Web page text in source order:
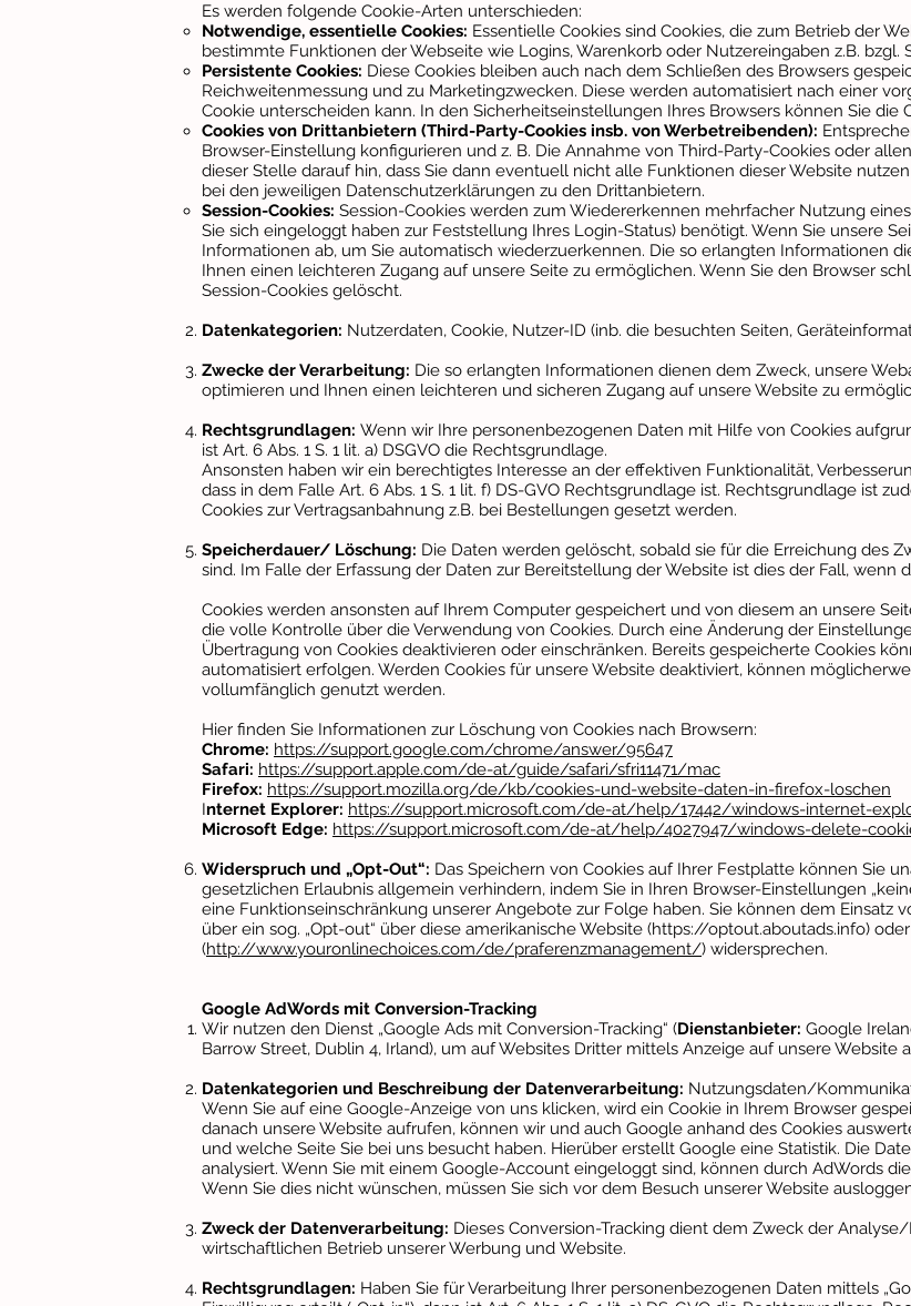
Es werden folgende Cookie-Arten unterschieden:
Notwendige, essentielle Cookies: Essentielle Cookies sind Cookies, die zum Betrieb der
bestimmte Funktionen der Webseite wie Logins, Warenkorb oder Nutzereingaben z.B. bzgl.
Persistente Cookies: Diese Cookies bleiben auch nach dem Schließen des Browsers
Reichweitenmessung und zu Marketingzwecken. Diese werden automatisiert nach einer
Cookie unterscheiden kann. In den Sicherheitseinstellungen Ihres Browsers können Sie die
Cookies von Drittanbietern (Third-Party-Cookies insb. von Werbetreibenden):
Browser-Einstellung konfigurieren und z. B. Die Annahme von Third-Party-Cookies oder
dieser Stelle darauf hin, dass Sie dann eventuell nicht alle Funktionen dieser Website
bei den jeweiligen Datenschutzerklärungen zu den Drittanbietern.
Session-Cookies: Session-Cookies werden zum Wiedererkennen mehrfacher Nutzung
Sie sich eingeloggt haben zur Feststellung Ihres Login-Status) benötigt. Wenn Sie unsere
Informationen ab, um Sie automatisch wiederzuerkennen. Die so erlangten Informationen
Ihnen einen leichteren Zugang auf unsere Seite zu ermöglichen. Wenn Sie den Browser
Session-Cookies gelöscht.
Datenkategorien: Nutzerdaten, Cookie, Nutzer-ID (inb. die besuchten Seiten,
Zwecke der Verarbeitung: Die so erlangten Informationen dienen dem Zweck, unsere
optimieren und Ihnen einen leichteren und sicheren Zugang auf unsere Website zu
Rechtsgrundlagen: Wenn wir Ihre personenbezogenen Daten mit Hilfe von Cookies
ist Art. 6 Abs. 1 S. 1 lit. a) DSGVO die Rechtsgrundlage.
Ansonsten haben wir ein berechtigtes Interesse an der effektiven Funktionalität,
dass in dem Falle Art. 6 Abs. 1 S. 1 lit. f) DS-GVO Rechtsgrundlage ist. Rechtsgrundlage ist
Cookies zur Vertragsanbahnung z.B. bei Bestellungen gesetzt werden.
Speicherdauer/ Löschung: Die Daten werden gelöscht, sobald sie für die Erreichung des
sind. Im Falle der Erfassung der Daten zur Bereitstellung der Website ist dies der Fall, wenn
Cookies werden ansonsten auf Ihrem Computer gespeichert und von diesem an unsere
die volle Kontrolle über die Verwendung von Cookies. Durch eine Änderung der
Übertragung von Cookies deaktivieren oder einschränken. Bereits gespeicherte Cookies
automatisiert erfolgen. Werden Cookies für unsere Website deaktiviert, können
vollumfänglich genutzt werden.
Hier finden Sie Informationen zur Löschung von Cookies nach Browsern:
Chrome: https://support.google.com/chrome/answer/95647
Safari: https://support.apple.com/de-at/guide/safari/sfri11471/mac
Firefox: https://support.mozilla.org/de/kb/cookies-und-website-daten-in-firefox-loschen
Internet Explorer: https://support.microsoft.com/de-at/help/17442/windows-internet-
Microsoft Edge: https://support.microsoft.com/de-at/help/4027947/windows-delete-
Widerspruch und „Opt-Out“: Das Speichern von Cookies auf Ihrer Festplatte können Sie
gesetzlichen Erlaubnis allgemein verhindern, indem Sie in Ihren Browser-Einstellungen
eine Funktionseinschränkung unserer Angebote zur Folge haben. Sie können dem Einsatz
über ein sog. „Opt-out“ über diese amerikanische Website (https://optout.aboutads.info)
(http://www.youronlinechoices.com/de/praferenzmanagement/) widersprechen.
Google AdWords mit Conversion-Tracking
Wir nutzen den Dienst „Google Ads mit Conversion-Tracking“ (Dienstanbieter: Google
Barrow Street, Dublin 4, Irland), um auf Websites Dritter mittels Anzeige auf unsere Website
Datenkategorien und Beschreibung der Datenverarbeitung: Nutzungsdaten/
Wenn Sie auf eine Google-Anzeige von uns klicken, wird ein Cookie in Ihrem Browser
danach unsere Website aufrufen, können wir und auch Google anhand des Cookies
und welche Seite Sie bei uns besucht haben. Hierüber erstellt Google eine Statistik. Die
analysiert. Wenn Sie mit einem Google-Account eingeloggt sind, können durch AdWords
Wenn Sie dies nicht wünschen, müssen Sie sich vor dem Besuch unserer Website
Zweck der Datenverarbeitung: Dieses Conversion-Tracking dient dem Zweck der Analyse/
wirtschaftlichen Betrieb unserer Werbung und Website.
Rechtsgrundlagen: Haben Sie für Verarbeitung Ihrer personenbezogenen Daten mittels